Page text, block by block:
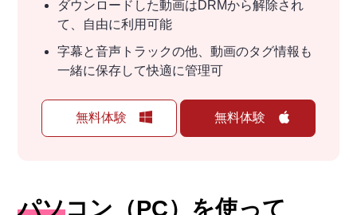
ダウンロードした動画はDRMから解除され
て、自由に利用可能
字幕と音声トラックの他、動画のタグ情報も
一緒に保存して快適に管理可
無料体験 無料体験
パソコン（PC）を使って